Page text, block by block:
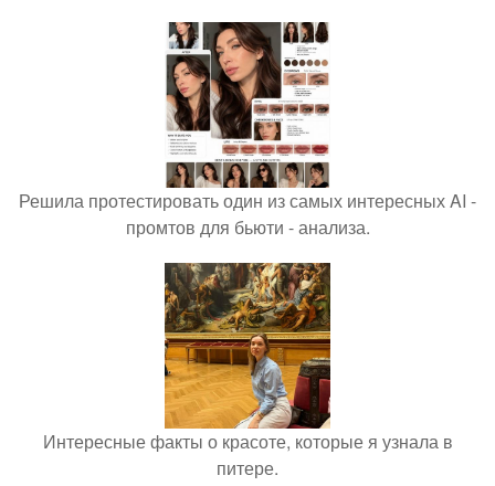
Решила протестировать один из самых интересных AI -
промтов для бьюти - анализа.
Интересные факты о красоте, которые я узнала в
питере.